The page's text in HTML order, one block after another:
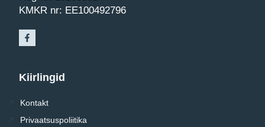
KMKR nr: EE100492796
Kiirlingid
Kontakt
Privaatsuspoliitika